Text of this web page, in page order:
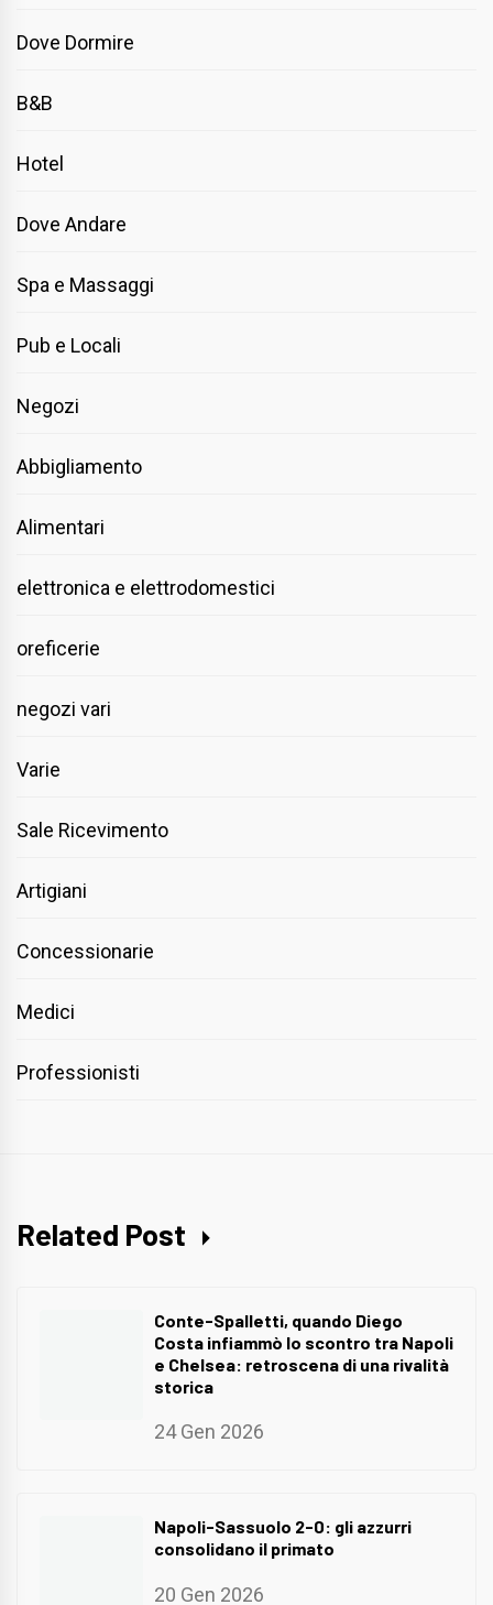
Dove Dormire
B&B
Hotel
Dove Andare
Spa e Massaggi
Pub e Locali
Negozi
Abbigliamento
Alimentari
elettronica e elettrodomestici
oreficerie
negozi vari
Varie
Sale Ricevimento
Artigiani
Concessionarie
Medici
Professionisti
Related Post
Conte-Spalletti, quando Diego
Costa infiammò lo scontro tra Napoli
e Chelsea: retroscena di una rivalità
storica
24 Gen 2026
Napoli-Sassuolo 2-0: gli azzurri
consolidano il primato
20 Gen 2026